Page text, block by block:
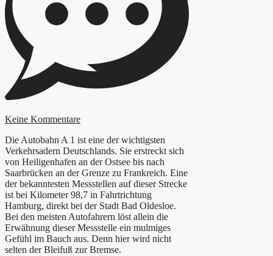
Keine Kommentare
Die Autobahn A 1 ist eine der wichtigsten
Verkehrsadern Deutschlands. Sie erstreckt sich
von Heiligenhafen an der Ostsee bis nach
Saarbrücken an der Grenze zu Frankreich. Eine
der bekanntesten Messstellen auf dieser Strecke
ist bei Kilometer 98,7 in Fahrtrichtung
Hamburg, direkt bei der Stadt Bad Oldesloe.
Bei den meisten Autofahrern löst allein die
Erwähnung dieser Messstelle ein mulmiges
Gefühl im Bauch aus. Denn hier wird nicht
selten der Bleifuß zur Bremse.